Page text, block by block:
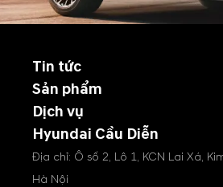
Tin tức
Sản phẩm
Dịch vụ
Hyundai Cầu Diễn
Địa chỉ: Ô số 2, Lô 1, KCN Lai Xá,
Hà Nội